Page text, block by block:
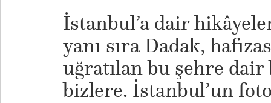
İstanbul’a dair
yanı sıra Dadak,
uğratılan bu şehre dair
bizlere. İstanbul’un